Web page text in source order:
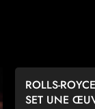
ROLLS-
SET UNE